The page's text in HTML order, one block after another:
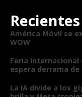
Recientes
América Móvil se
WOW
Feria Internacional
espera derrama de
La IA divide a los